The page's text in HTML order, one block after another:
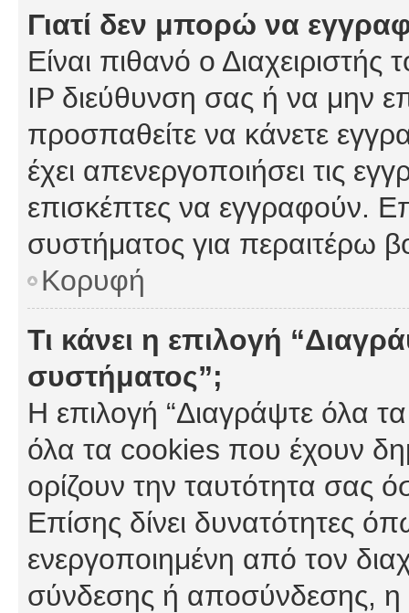
Γιατί δεν μπορώ να
Είναι πιθανό ο
IP διεύθυνση σας ή να μην
προσπαθείτε να κάνετε
έχει απενεργοποιήσει τις
επισκέπτες να εγγραφούν.
συστήματος για περαιτέρω
Κορυφή
Τι κάνει η επιλογή
συστήματος”;
Η επιλογή “Διαγράψτε όλα
όλα τα cookies που έχουν
ορίζουν την ταυτότητα σας
Επίσης δίνει δυνατότητες
ενεργοποιημένη από τον
σύνδεσης ή αποσύνδεσης, η